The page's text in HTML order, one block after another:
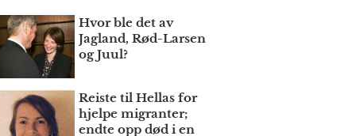
Hvor ble det av
Jagland, Rød-Larsen
og Juul?
Reiste til Hellas for
hjelpe migranter;
endte opp død i en